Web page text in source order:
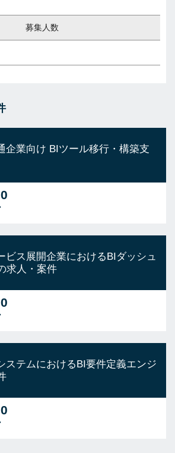
募集人数
企業向け BIツール移行・構築支
ビス展開企業におけるBIダッシュ
求人・案件
ステムにおけるBI要件定義エンジ